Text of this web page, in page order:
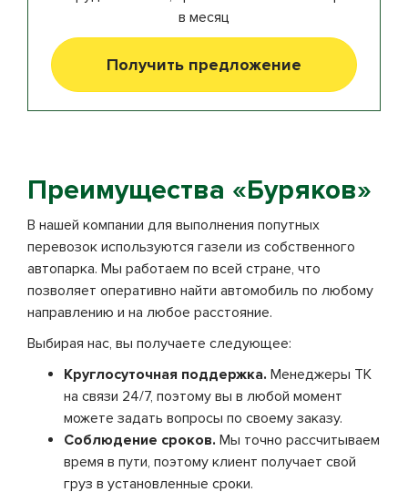
в месяц
Получить предложение
Преимущества «Буряков»
В нашей компании для выполнения попутных
перевозок используются газели из собственного
автопарка. Мы работаем по всей стране, что
позволяет оперативно найти автомобиль по любому
направлению и на любое расстояние.
Выбирая нас, вы получаете следующее:
Круглосуточная поддержка. Менеджеры ТК
на связи 24/7, поэтому вы в любой момент
можете задать вопросы по своему заказу.
Соблюдение сроков. Мы точно рассчитываем
время в пути, поэтому клиент получает свой
груз в установленные сроки.